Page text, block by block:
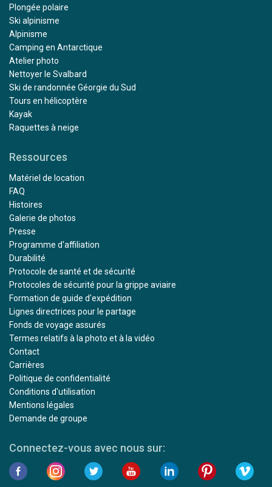
Plongée polaire
Ski alpinisme
Alpinisme
Camping en Antarctique
Atelier photo
Nettoyer le Svalbard
Ski de randonnée Géorgie du Sud
Tours en hélicoptère
Kayak
Raquettes à neige
Ressources
Matériel de location
FAQ
Histoires
Galerie de photos
Presse
Programme d'affiliation
Durabilité
Protocole de santé et de sécurité
Protocoles de sécurité pour la grippe aviaire
Formation de guide d'expédition
Lignes directrices pour le partage
Fonds de voyage assurés
Termes relatifs à la photo et à la vidéo
Contact
Carrières
Politique de confidentialité
Conditions d'utilisation
Mentions légales
Demande de groupe
Connectez-vous avec nous sur: